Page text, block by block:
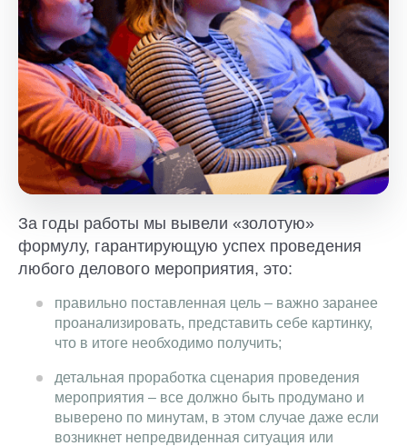
За годы работы мы вывели «золотую»
формулу, гарантирующую успех проведения
любого делового мероприятия, это:
правильно поставленная цель – важно заранее
проанализировать, представить себе картинку,
что в итоге необходимо получить;
детальная проработка сценария проведения
мероприятия – все должно быть продумано и
выверено по минутам, в этом случае даже если
возникнет непредвиденная ситуация или